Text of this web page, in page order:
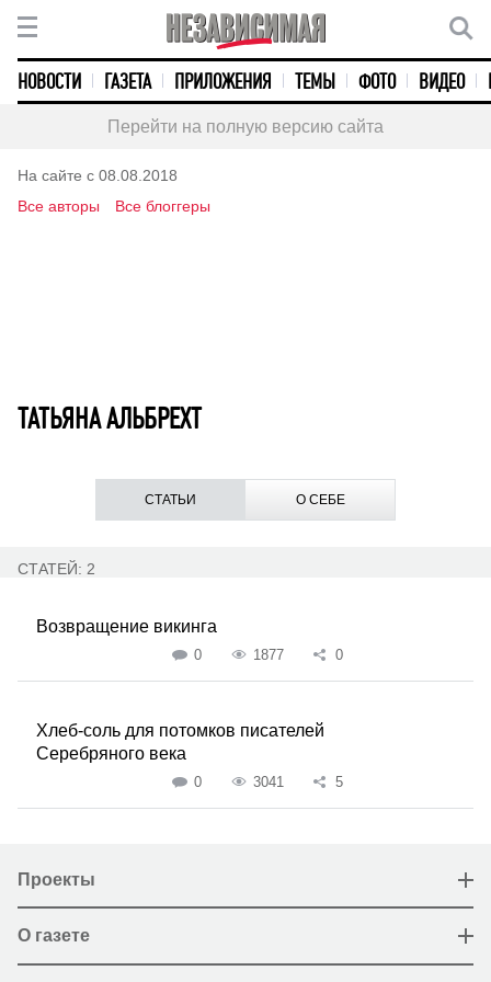
НОВОСТИ ГАЗЕТА ПРИЛОЖЕНИЯ ТЕМЫ ФОТО ВИДЕО
Перейти на полную версию сайта
На сайте с 08.08.2018
Все авторы
Все блоггеры
ТАТЬЯНА АЛЬБРЕХТ
СТАТЬИ О СЕБЕ
СТАТЕЙ: 2
Возвращение викинга
0 1877 0
Хлеб-соль для потомков писателей
Серебряного века
0 3041 5
Проекты
О газете